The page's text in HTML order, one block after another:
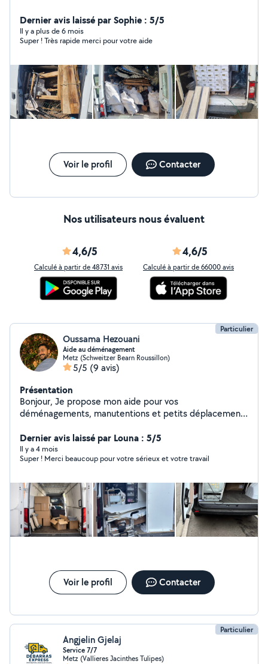
Dernier avis laissé par Sophie : 5/5
Il y a plus de 6 mois
Super ! Très rapide merci pour votre aide
Voir le profil Contacter
Nos utilisateurs nous évaluent
4,6/5
Calculé à partir de 48731 avis
4,6/5
Calculé à partir de 66000 avis
Particulier
Oussama Hezouani
Aide au déménagement
Metz (Schweitzer Bearn Roussillon)
5/5 (9 avis)
Présentation
Bonjour, Je propose mon aide pour vos
déménagements, manutentions et petits déplacements
porter, charger, décharger et organiser vos affaires. Je
suis sérieux, ponctuel et soigneux, et je me déplace
facilement dans le secteur. Idéal pour ceux qui ont
grand rangement. Contactez-moi pour en discuter
Dernier avis laissé par Louna : 5/5
Il y a 4 mois
Super ! Merci beaucoup pour votre sérieux et votre travail
Voir le profil Contacter
Particulier
Angjelin Gjelaj
Service 7/7
Metz (Vallieres Jacinthes Tulipes)